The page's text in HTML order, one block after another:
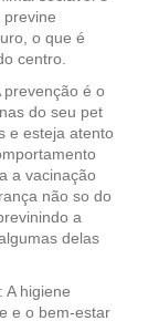
previne
o que é
centro.
prevenção é o
do seu pet
e esteja atento
a vacinação
não so do
a
delas
A higiene
e o bem-estar